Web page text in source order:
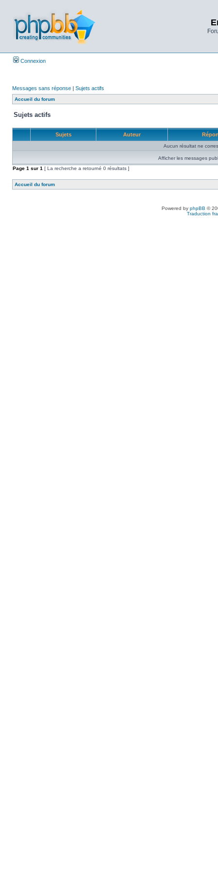
Connexion
Messages sans réponse | Sujets actifs
Accueil du forum
Sujets actifs
Sujets Auteur
Aucun résultat ne
Afficher les messages
Page 1 sur 1 [ La recherche a retourné 0 résultats ]
Accueil du forum
Powered by phpBB ©
Traduction